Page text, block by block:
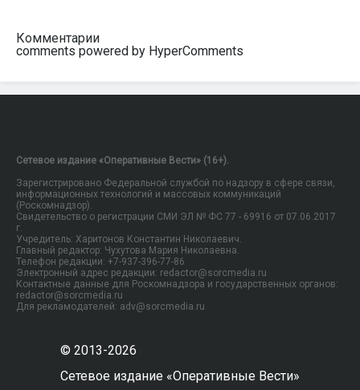
Комментарии
comments powered by HyperComments
Сетевое издание «Оперативные Вести» (16+).
Зарегистрировано Федеральной службой по надзору в сфере связи,
информационных технологий и массовых коммуникаций
(Роскомнадзор).
Свидетельство о регистрации СМИ ЭЛ № ФС 77 - 69916 от 07.06.2017
г.
Учредитель: Харитонов Константин Николаевич.
Главный редактор: Чухутова Мария Николаевна.
Телефон редакции: +7-937-396-77-86
Электронный адрес редакции: redactor@sorcmedia.ru
Контактные данные для Роскомнадзора и государственных органов:
redactor@sorcmedia.ru
Для рекламодателей: adv@sorcmedia.ru
© 2013-2026
Сетевое издание «Оперативные Вести»